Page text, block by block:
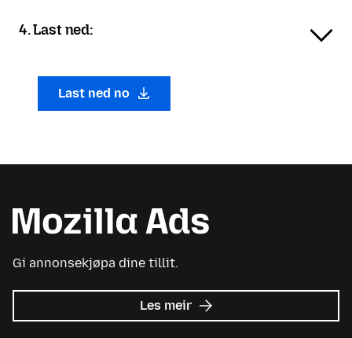
4. Last ned:
Last ned no
Gi annonsekjøpa dine tillit.
Les meir om
Mozilla